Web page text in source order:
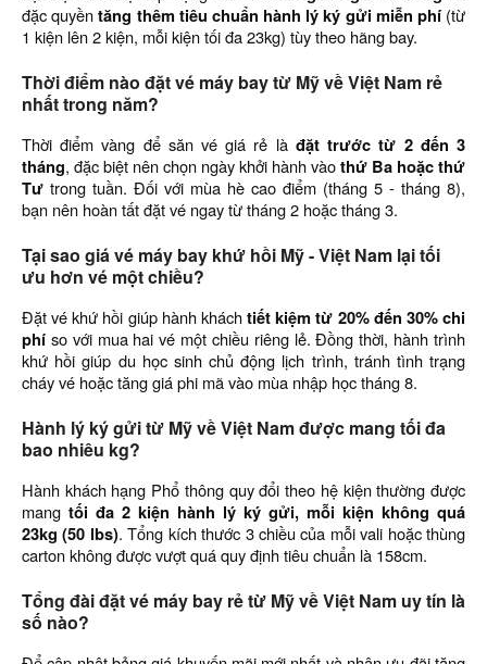
đặc quyềntăng thêm tiêu chuẩn hành lý ký gửi miễn phí(từ
1 kiện lên 2 kiện, mỗi kiện tối đa 23kg) tùy theo hãng bay.
Thời điểm nào đặt vé máy bay từ Mỹ về Việt Nam rẻ
nhất trong năm?
Thời điểm vàng để săn vé giá rẻ là đặt trước từ 2 đến 3
tháng, đặc biệt nên chọn ngày khởi hành vàothứ Ba hoặc thứ
Tư trong tuần. Đối với mùa hè cao điểm (tháng 5 - tháng 8),
bạn nên hoàn tất đặt vé ngay từ tháng 2 hoặc tháng 3.
Tại sao giá vé máy bay khứ hồi Mỹ - Việt Nam lại tối
ưu hơn vé một chiều?
Đặt vé khứ hồi giúp hành kháchtiết kiệm từ 20% đến 30% chi
phí so với mua hai vé một chiều riêng lẻ. Đồng thời, hành trình
khứ hồi giúp du học sinh chủ động lịch trình, tránh tình trạng
cháy vé hoặc tăng giá phi mã vào mùa nhập học tháng 8.
Hành lý ký gửi từ Mỹ về Việt Nam được mang tối đa
bao nhiêu kg?
Hành khách hạng Phổ thông quy đổi theo hệ kiện thường được
mang tối đa 2 kiện hành lý ký gửi, mỗi kiện không quá
23kg (50 lbs). Tổng kích thước 3 chiều của mỗi vali hoặc thùng
carton không được vượt quá quy định tiêu chuẩn là 158cm.
Tổng đài đặt vé máy bay rẻ từ Mỹ về Việt Nam uy tín là
số nào?